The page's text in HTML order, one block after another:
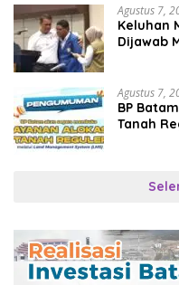
Agustus 7,
Keluhan
Dijawab
Agustus 7,
BP
Tanah